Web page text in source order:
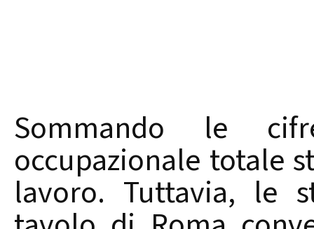
Sommando le
occupazionale totale
lavoro. Tuttavia, le